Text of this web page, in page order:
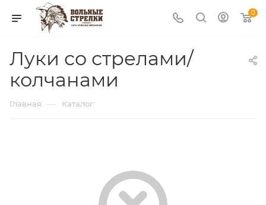
0
Луки со стрелами/
колчанами
Главная — Каталог